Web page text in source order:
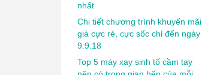
nhất
Chi tiết chương trình khuyến mãi
giá cực rẻ, cực sốc chỉ đến ngày
9.9.18
Top 5 máy xay sinh tố cầm tay